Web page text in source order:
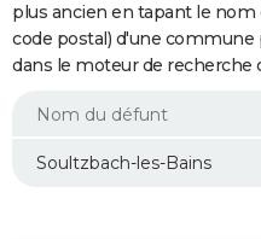
Essais
Réserver un essai
Citadines
Berlines
SUV
Forum auto
+
HIGH-TECH
Mobiles
Meilleur smartphone
Internet
Ordinateurs
Jeux vidéo
Guide high-tech
+
BRICOLAGE
Forum
Aménagement intérieur
Extérieur
Cuisine
Salle de bains
Jardinage
Rangement
WEEK-END
Guides de France
Escapades
Patrimoine
Expositions
Musées
Week-end nature
LIFESTYLE
plus ancien en tapant le
code postal) d'une commune
dans le moteur de recherche